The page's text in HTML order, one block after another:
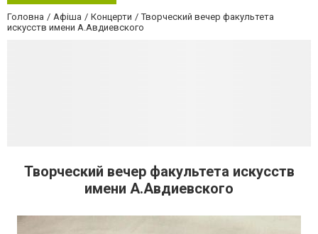
Головна Афіша Концерти
Творческий вечер факультета
искусств имени А.Авдиевского
Творческий вечер факультета искусств
имени А.Авдиевского